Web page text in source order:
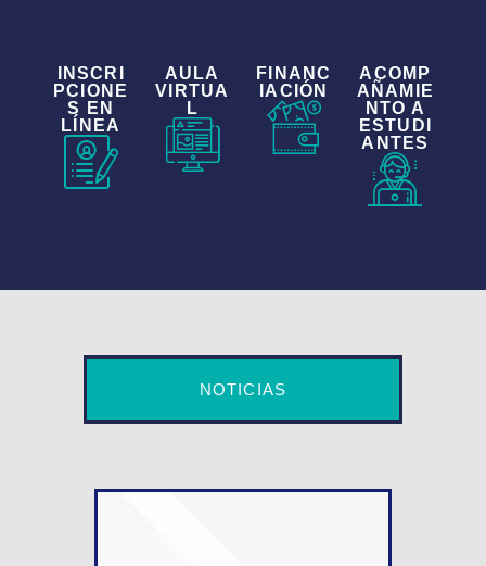
INSCRI
PCIONE
S EN
LÍNEA
AULA
VIRTUA
L
FINANC
IACIÓN
ACOMP
AÑAMIE
NTO A
ESTUDI
ANTES
NOTICIAS